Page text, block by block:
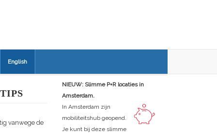
English
vanwege de
NIEUW: Slimme P+R locaties in
Amsterdam.
In Amsterdam zijn
mobiliteitshub geopend.
Je kunt bij deze slimme